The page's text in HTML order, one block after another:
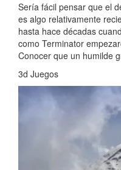
Sería fácil pensar que el
es algo relativamente
hasta hace décadas
como Terminator
Conocer que un humilde
3d Juegos